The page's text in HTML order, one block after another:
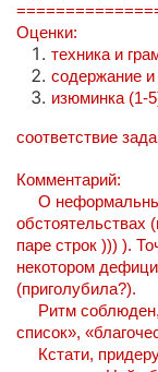
Оценки:
техника и
содержание
изюминка (1-
соответствие
Комментарий:
О неформальных
обстоятельствах
паре строк ))) ).
некотором
(приголубила?).
Ритм соблюден,
список»,
Кстати,